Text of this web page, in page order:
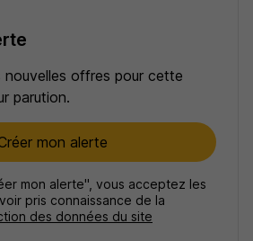
offres pour cette
parution.
mon alerte
mon alerte", vous acceptez les
pris connaissance de la
des données du site